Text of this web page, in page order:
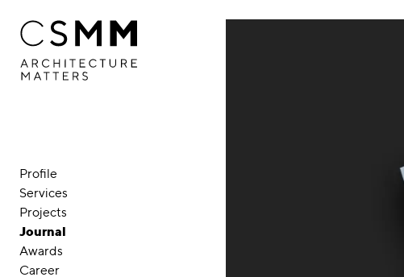
Profile
Services
Projects
Journal
Awards
Career